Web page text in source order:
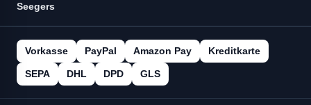
Seegers
Vorkasse PayPal Amazon Pay Kreditkarte
SEPA DHL DPD GLS